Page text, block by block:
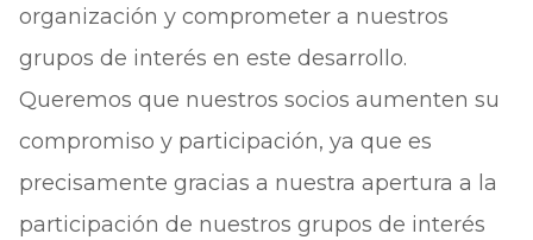
organización y comprometer a nuestros
grupos de interés en este desarrollo.
Queremos que nuestros socios aumenten su
compromiso y participación, ya que es
precisamente gracias a nuestra apertura a la
participación de nuestros grupos de interés